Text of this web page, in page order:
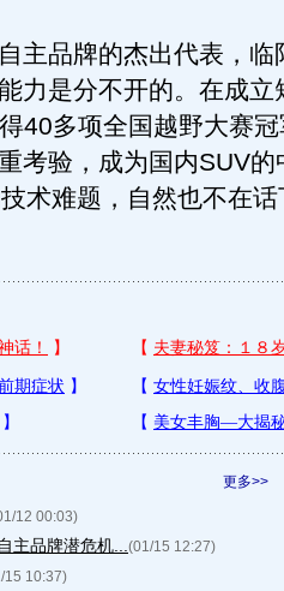
品牌的杰出代表，临
力是分不开的。在成立
40多项全国越野大赛
考验，成为国内SUV
术难题，自然也不在话
更多>>
12 00:03)
主品牌潜危机... (01/15 12:27)
15 10:37)